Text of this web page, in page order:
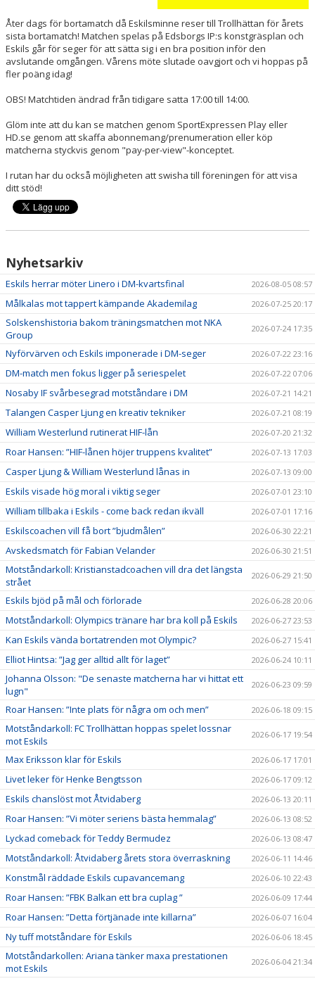
Åter dags för bortamatch då Eskilsminne reser till Trollhättan för årets
sista bortamatch! Matchen spelas på Edsborgs IP:s konstgräsplan och
Eskils går för seger för att sätta sig i en bra position inför den
avslutande omgången. Vårens möte slutade oavgjort och vi hoppas på
fler poäng idag!
OBS! Matchtiden ändrad från tidigare satta 17:00 till 14:00.
Glöm inte att du kan se matchen genom SportExpressen Play eller
HD.se genom att skaffa abonnemang/prenumeration eller köp
matcherna styckvis genom "pay-per-view"-konceptet.
I rutan har du också möjligheten att swisha till föreningen för att visa
ditt stöd!
Nyhetsarkiv
Eskils herrar möter Linero i DM-kvartsfinal 2026-08-05 08:57
Målkalas mot tappert kämpande Akademilag 2026-07-25 20:17
Solskenshistoria bakom träningsmatchen mot NKA
Group
2026-07-24 17:35
Nyförvärven och Eskils imponerade i DM-seger 2026-07-22 23:16
DM-match men fokus ligger på seriespelet 2026-07-22 07:06
Nosaby IF svårbesegrad motståndare i DM 2026-07-21 14:21
Talangen Casper Ljung en kreativ tekniker 2026-07-21 08:19
William Westerlund rutinerat HIF-lån 2026-07-20 21:32
Roar Hansen: ”HIF-lånen höjer truppens kvalitet” 2026-07-13 17:03
Casper Ljung & William Westerlund lånas in 2026-07-13 09:00
Eskils visade hög moral i viktig seger 2026-07-01 23:10
William tillbaka i Eskils - come back redan ikväll 2026-07-01 17:16
Eskilscoachen vill få bort ”bjudmålen” 2026-06-30 22:21
Avskedsmatch för Fabian Velander 2026-06-30 21:51
Motståndarkoll: Kristianstadcoachen vill dra det längsta
strået
2026-06-29 21:50
Eskils bjöd på mål och förlorade 2026-06-28 20:06
Motståndarkoll: Olympics tränare har bra koll på Eskils 2026-06-27 23:53
Kan Eskils vända bortatrenden mot Olympic? 2026-06-27 15:41
Elliot Hintsa: ”Jag ger alltid allt för laget” 2026-06-24 10:11
Johanna Olsson: "De senaste matcherna har vi hittat ett
lugn"
2026-06-23 09:59
Roar Hansen: ”Inte plats för några om och men” 2026-06-18 09:15
Motståndarkoll: FC Trollhättan hoppas spelet lossnar
mot Eskils
2026-06-17 19:54
Max Eriksson klar för Eskils 2026-06-17 17:01
Livet leker för Henke Bengtsson 2026-06-17 09:12
Eskils chanslöst mot Åtvidaberg 2026-06-13 20:11
Roar Hansen: ”Vi möter seriens bästa hemmalag” 2026-06-13 08:52
Lyckad comeback för Teddy Bermudez 2026-06-13 08:47
Motståndarkoll: Åtvidaberg årets stora överraskning 2026-06-11 14:46
Konstmål räddade Eskils cupavancemang 2026-06-10 22:43
Roar Hansen: ”FBK Balkan ett bra cuplag ” 2026-06-09 17:44
Roar Hansen: ”Detta förtjänade inte killarna” 2026-06-07 16:04
Ny tuff motståndare för Eskils 2026-06-06 18:45
Motståndarkollen: Ariana tänker maxa prestationen
mot Eskils
2026-06-04 21:34